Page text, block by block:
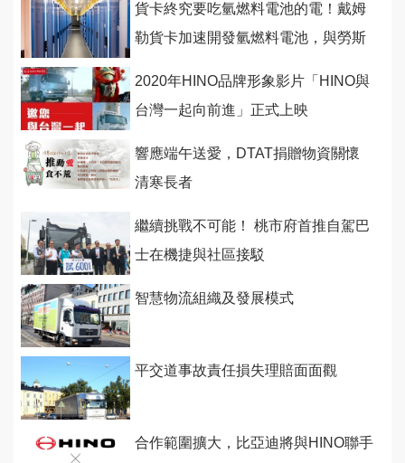
貨卡終究要吃氫燃料電池的電！戴姆
勒貨卡加速開發氫燃料電池，與勞斯
2020年HINO品牌形象影片「HINO與
台灣一起向前進」正式上映
響應端午送愛，DTAT捐贈物資關懷
清寒長者
繼續挑戰不可能！ 桃市府首推自駕巴
士在機捷與社區接駁
智慧物流組織及發展模式
平交道事故責任損失理賠面面觀
合作範圍擴大，比亞迪將與HINO聯手